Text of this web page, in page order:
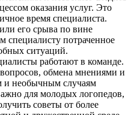
оказания услуг. Это
время специалиста.
его срыва по вине
специалисту потраченное
ситуаций.
работают в команде.
обмена мнениями и
и необычным случаям
для молодых логопедов,
советы от более